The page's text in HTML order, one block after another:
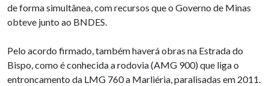
de forma simultânea, com recursos que o Governo de Minas
obteve junto ao BNDES.
Pelo acordo firmado, também haverá obras na Estrada do
Bispo, como é conhecida a rodovia (AMG 900) que liga o
entroncamento da LMG 760 a Marliéria, paralisadas em 2011.